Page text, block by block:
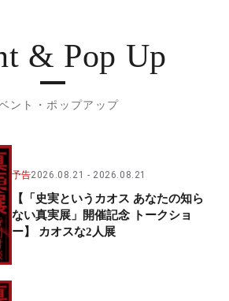
& Pop Up
ント・ポップアップ
予告2026.08.21 2026.08.21
【「史実というカオス あなたの知ら
ない真実展」開催記念 トークショ
ー】 カオスな2人展